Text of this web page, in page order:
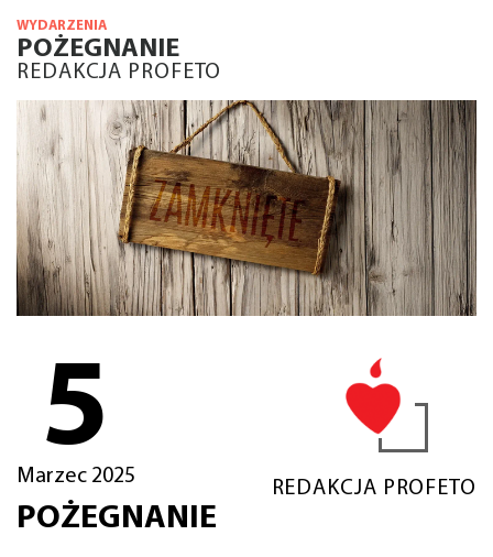
WYDARZENIA
POŻEGNANIE
REDAKCJA PROFETO
5
Marzec 2025
REDAKCJA PROFETO
POŻEGNANIE